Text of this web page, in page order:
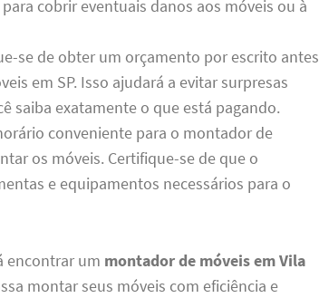
cobrir eventuais danos aos móveis ou à
se de obter um orçamento por escrito antes
em SP. Isso ajudará a evitar surpresas
saiba exatamente o que está pagando.
conveniente para o montador de
os móveis. Certifique-se de que o
e equipamentos necessários para o
encontrar um montador de móveis em Vila
montar seus móveis com eficiência e